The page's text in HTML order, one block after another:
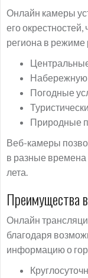
Онлайн камеры
его
региона в режиме
Набережную
Погодные
Природные
Веб-камеры
в разные времена
лета.
Преимущества
Онлайн
благодаря
информацию о